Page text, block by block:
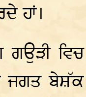
ਹਾਂ।
ਜਗਤ